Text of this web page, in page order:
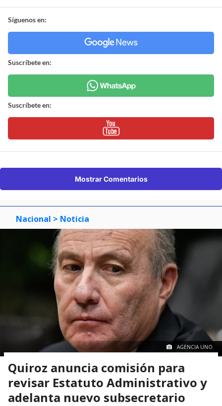
Síguenos en:
Suscríbete en:
Suscríbete en:
Mostrar Comentarios
Nacional > Noticia
AGENCIA UNO.
Quiroz anuncia comisión para
revisar Estatuto Administrativo y
adelanta nuevo subsecretario